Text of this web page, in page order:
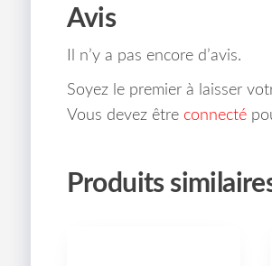
Avis
Il n’y a pas encore d’avis.
Soyez le premier à laisser
Vous devez être connecté
Produits